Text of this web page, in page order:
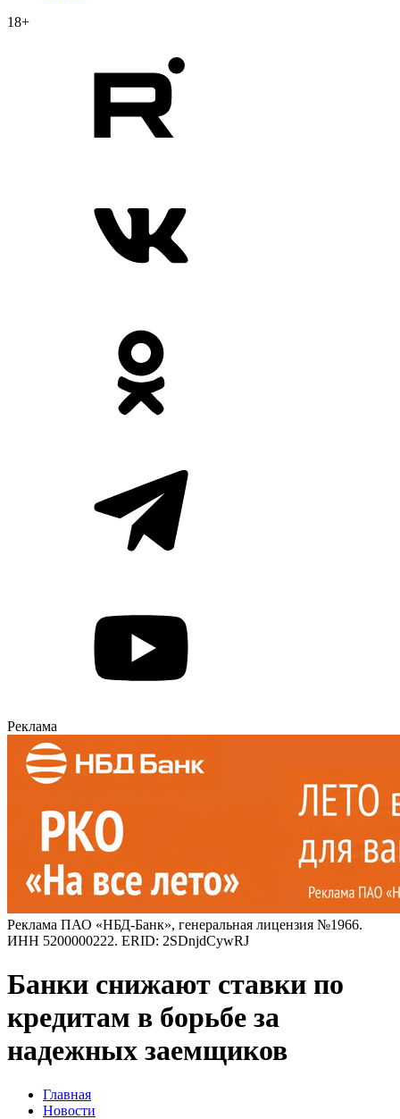
18+
Реклама
Реклама ПАО «НБД-Банк», генеральная лицензия №1966.
ИНН 5200000222. ERID: 2SDnjdCywRJ
Банки снижают ставки по
кредитам в борьбе за
надежных заемщиков
Главная
Новости